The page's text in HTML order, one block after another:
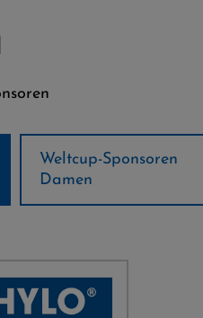
Weltcup-Sponsoren
Herren